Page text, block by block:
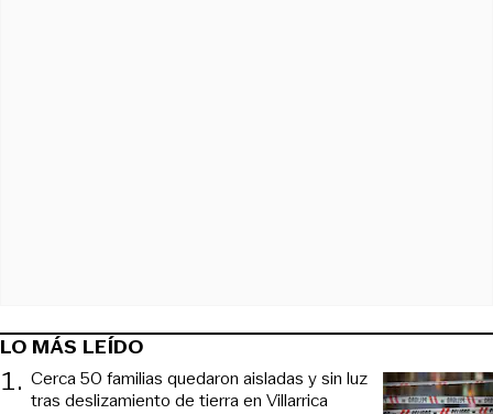
LO MÁS LEÍDO
1. Cerca 50 familias quedaron aisladas y sin luz
tras deslizamiento de tierra en Villarrica